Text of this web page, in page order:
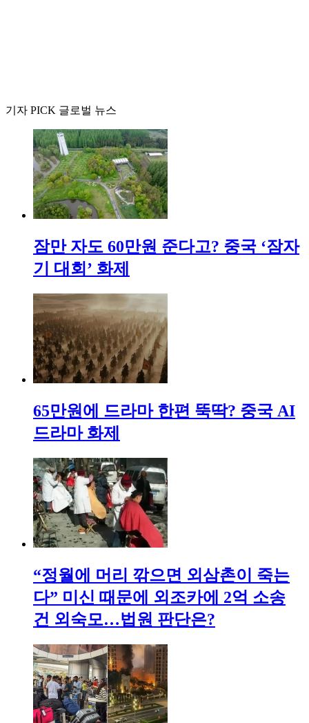
기자 PICK 글로벌 뉴스
잠만 자도 60만원 준다고? 중국 ‘잠자
기 대회’ 화제
65만원에 드라마 한편 뚝딱? 중국 AI
드라마 화제
“정월에 머리 깎으면 외삼촌이 죽는
다” 미신 때문에 외조카에 2억 소송
건 외숙모…법원 판단은?